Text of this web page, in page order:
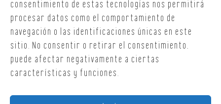
consentimiento de estas tecnologías nos permitirá
procesar datos como el comportamiento de
navegación o las identificaciones únicas en este
sitio. No consentir o retirar el consentimiento,
puede afectar negativamente a ciertas
características y funciones.